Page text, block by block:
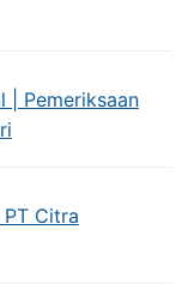
| Pemeriksaan
Citra